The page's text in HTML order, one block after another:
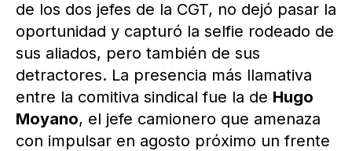
de los dos jefes de la CGT, no dejó pasar la
oportunidad y capturó la selfie rodeado de
sus aliados, pero también de sus
detractores. La presencia más llamativa
entre la comitiva sindical fue la de Hugo
Moyano, el jefe camionero que amenaza
con impulsar en agosto próximo un frente